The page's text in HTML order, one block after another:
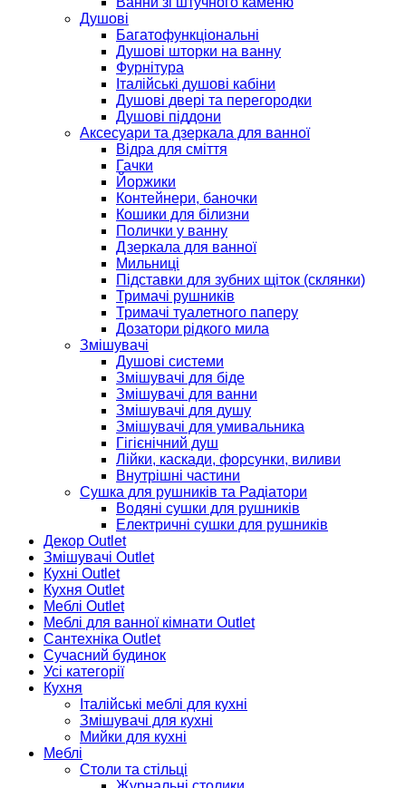
Душові
Багатофункціональні
Душові шторки на ванну
Фурнітура
Італійські душові кабіни
Душові двері та перегородки
Душові піддони
Аксесуари та дзеркала для ванної
Відра для сміття
Гачки
Йоржики
Контейнери, баночки
Кошики для білизни
Полички у ванну
Дзеркала для ванної
Мильниці
Підставки для зубних щіток (склянки)
Тримачі рушників
Тримачі туалетного паперу
Дозатори рідкого мила
Змішувачі
Душові системи
Змішувачі для біде
Змішувачі для ванни
Змішувачі для душу
Змішувачі для умивальника
Гігієнічний душ
Лійки, каскади, форсунки, виливи
Внутрішні частини
Сушка для рушників та Радіатори
Водяні сушки для рушників
Електричні сушки для рушників
Декор Outlet
Змішувачі Outlet
Кухні Outlet
Кухня Outlet
Меблі Outlet
Меблі для ванної кімнати Outlet
Сантехніка Outlet
Сучасний будинок
Усі категорії
Кухня
Італійські меблі для кухні
Змішувачі для кухні
Мийки для кухні
Меблі
Столи та стільці